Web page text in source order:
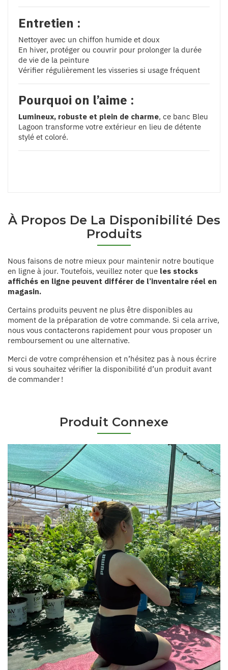
Entretien :
Nettoyer avec un chiffon humide et doux
En hiver, protéger ou couvrir pour prolonger la durée
de vie de la peinture
Vérifier régulièrement les visseries si usage fréquent
Pourquoi on l’aime :
Lumineux, robuste et plein de charme, ce banc Bleu
Lagoon transforme votre extérieur en lieu de détente
stylé et coloré.
À Propos De La Disponibilité Des
Produits
Nous faisons de notre mieux pour maintenir notre boutique
en ligne à jour. Toutefois, veuillez noter que les stocks
affichés en ligne peuvent différer de l’inventaire réel en
magasin.
Certains produits peuvent ne plus être disponibles au
moment de la préparation de votre commande. Si cela arrive,
nous vous contacterons rapidement pour vous proposer un
remboursement ou une alternative.
Merci de votre compréhension et n’hésitez pas à nous écrire
si vous souhaitez vérifier la disponibilité d’un produit avant
de commander !
Produit Connexe